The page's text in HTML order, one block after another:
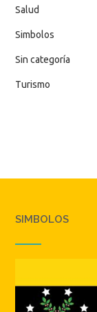
Salud
Simbolos
Sin categoría
Turismo
SIMBOLOS